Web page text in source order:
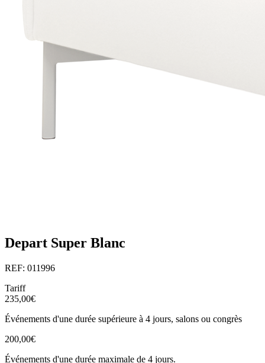
Depart Super Blanc
REF: 011996
Tariff
235,00€
Événements d'une durée supérieure à 4 jours, salons ou congrès
200,00€
Événements d'une durée maximale de 4 jours.